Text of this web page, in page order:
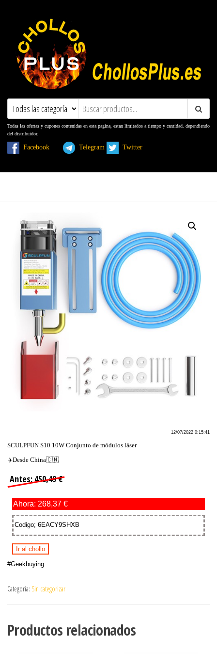
ChollosPlus.es
Ofertas, Promociones, Descuentos y
Todas las ofertas y cupones contenidas en esta pagina, estan limitados a tiempo y cantidad. dependiendo
del distribuidor.
Facebook Telegram Twitter
12/07/2022 0:15:41
SCULPFUN S10 10W Conjunto de módulos láser
✈️Desde China🇨🇳
Antes: 450,49 €
Ahora: 268,37 €
Codigo; 6EACY9SHXB
Ir al chollo
#Geekbuying
Categoría: Sin categorizar
Productos relacionados